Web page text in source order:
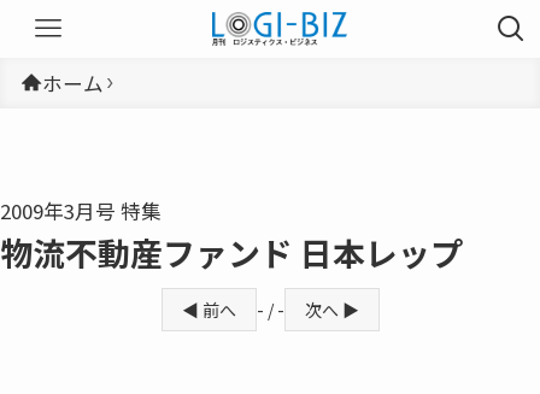
ホーム
2009年3月号 特集
物流不動産ファンド 日本レップ
◀ 前へ - / - 次へ ▶